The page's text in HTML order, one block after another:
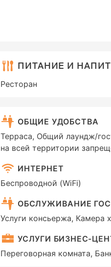
ПИТАНИЕ И
Ресторан
ОБЩИЕ УДОБСТВА
Терраса, Общий лаундж/
на всей территории
ИНТЕРНЕТ
Беспроводной (WiFi)
ОБСЛУЖИВАНИЕ
Услуги консьержа, Камера
УСЛУГИ БИЗНЕС-
Переговорная комната,